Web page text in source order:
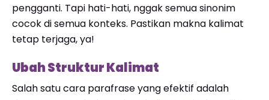
pengganti. Tapi hati-hati, nggak semua sinonim
cocok di semua konteks. Pastikan makna kalimat
tetap terjaga, ya!
Ubah Struktur Kalimat
Salah satu cara parafrase yang efektif adalah